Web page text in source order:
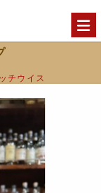
チウイス
コレク